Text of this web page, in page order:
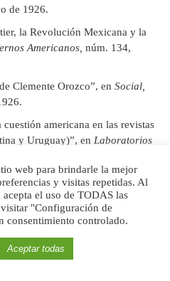
de 1926.
la Revolución Mexicana y la
Americanos, núm. 134,
Clemente Orozco”, en Social,
americana en las revistas
y Uruguay)”, en Laboratorios
de 1920.Editado por Rose
Valender. México: El Colegio
convirtió en escaparate:
Libros, revistas y
Albiñana. Valencia,
web para brindarle la mejor
y visitas repetidas. Al
el uso de TODAS las
"Configuración de
consentimiento controlado.
Aceptar todas